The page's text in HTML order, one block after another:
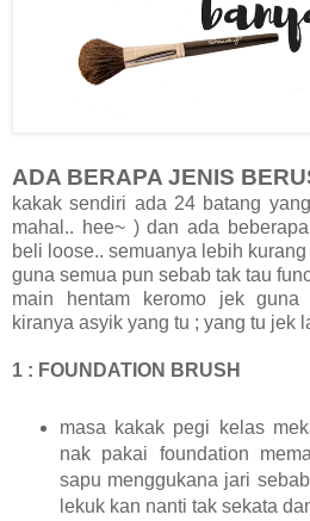
ADA BERAPA JENIS
kakak sendiri ada 24 batang
mahal.. hee~ ) dan ada
beli loose.. semuanya lebih
guna semua pun sebab tak tau
main hentam keromo jek guna
kiranya asyik yang tu ; yang tu jek
1 : FOUNDATION BRUSH
masa kakak pegi kelas
nak pakai foundation
sapu menggukana jari
lekuk kan nanti tak sekata